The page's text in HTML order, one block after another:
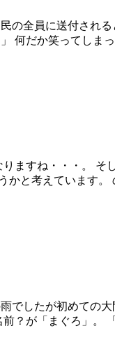
の全員に送付され
何だか笑ってしま
ますね・・・。
と考えています
でしたが初めての
？が「まぐろ」。